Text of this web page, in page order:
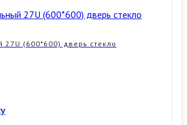
(600*600) дверь стекло